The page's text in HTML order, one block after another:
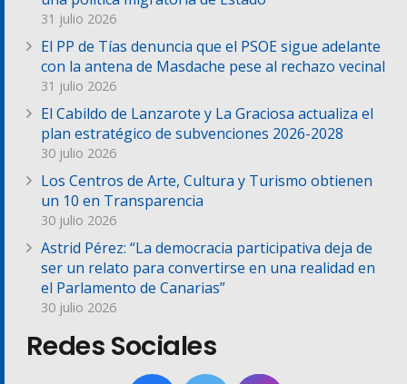
31 julio 2026
El PP de Tías denuncia que el PSOE sigue adelante
con la antena de Masdache pese al rechazo vecinal
31 julio 2026
El Cabildo de Lanzarote y La Graciosa actualiza el
plan estratégico de subvenciones 2026-2028
30 julio 2026
Los Centros de Arte, Cultura y Turismo obtienen
un 10 en Transparencia
30 julio 2026
Astrid Pérez: “La democracia participativa deja de
ser un relato para convertirse en una realidad en
el Parlamento de Canarias”
30 julio 2026
Redes Sociales